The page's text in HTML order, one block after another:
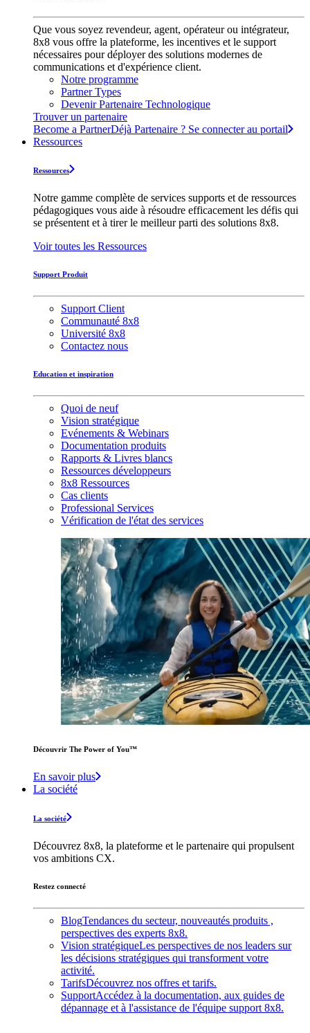
Que vous soyez revendeur, agent, opérateur ou intégrateur,
8x8 vous offre la plateforme, les incentives et le support
nécessaires pour déployer des solutions modernes de
communications et d'expérience client.
Notre programme
Partner Types
Devenir Partenaire Technologique
Trouver un partenaire
Become a PartnerDéjà Partenaire ? Se connecter au portail
Ressources
Ressources
Notre gamme complète de services supports et de ressources
pédagogiques vous aide à résoudre efficacement les défis qui
se présentent et à tirer le meilleur parti des solutions 8x8.
Voir toutes les Ressources
Support Produit
Support Client
Communauté 8x8
Université 8x8
Contactez nous
Education et inspiration
Quoi de neuf
Vision stratégique
Evénements & Webinars
Documentation produits
Rapports & Livres blancs
Ressources développeurs
8x8 Ressources
Cas clients
Professional Services
Vérification de l'état des services
Découvrir The Power of You™️
En savoir plus
La société
La société
Découvrez 8x8, la plateforme et le partenaire qui propulsent
vos ambitions CX.
Restez connecté
BlogTendances du secteur, nouveautés produits ,
perspectives des experts 8x8.
Vision stratégiqueLes perspectives de nos leaders sur
les décisions stratégiques qui transforment votre
activité.
TarifsDécouvrez nos offres et tarifs.
SupportAccédez à la documentation, aux guides de
dépannage et à l'assistance de l'équipe support 8x8.